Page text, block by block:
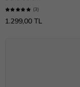
(3)
1.299,00 TL